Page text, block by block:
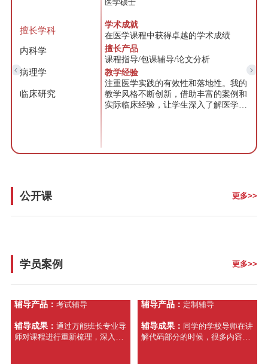
擅长学科
内科学
病理学
临床研究
医学硕士
学术成就
在医学课程中获得卓越的学术成绩
擅长产品
课程指导/包课辅导/论文分析
教学经验
注重医学实践的有效性和落地性。我的
教学风格不断创新，借助丰富的案例和
实际临床经验，让学生深入了解医学领
公开课 更多>>
学员案例 更多>>
Physical Sciences
辅导产品： 考试辅导
辅导成果： 通过万能班长专业导
师对课程进行重新梳理，深入讲
所学专业：Computer Science
辅导产品： 定制辅导
辅导成果： 同学的学校导师在讲
解代码部分的时候，很多内容都